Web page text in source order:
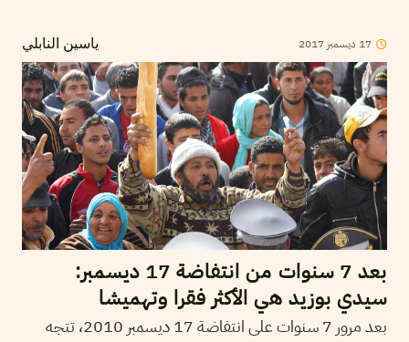
ياسين النابلي 17 ديسمبر 2017
بعد 7 سنوات من انتفاضة 17 ديسمبر:
سيدي بوزيد هي الأكثر فقرا وتهميشا
بعد مرور 7 سنوات على انتفاضة 17 ديسمبر 2010، تتجه